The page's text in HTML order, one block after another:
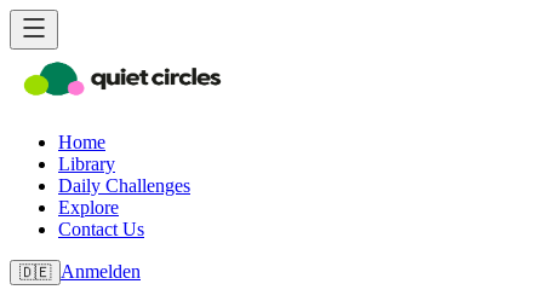
Home
Library
Daily Challenges
Explore
Contact Us
🇩🇪 Anmelden